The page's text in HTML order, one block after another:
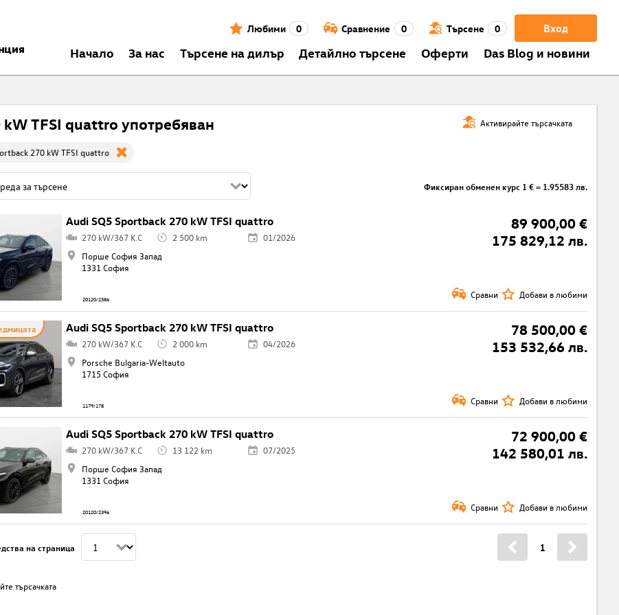
Вход
Любими 0 Сравнение 0 Търсене 0
Началo За нас Търсене на дилър Детайлно търсене Оферти Das Blog и новини
Активирайте търсачката
kW TFSI quattro употребяван
270 kW TFSI quattro
Фиксиран обменен курс 1 € = 1.95583 лв.
Audi SQ5 Sportback 270 kW TFSI quattro
89 900,00 €
175 829,12 лв.
270 kW/367 K.C 2 500 km
01/2026
Порше София Запад
1331 София
20120/2386 Сравни Добави в любими
Audi SQ5 Sportback 270 kW TFSI quattro
78 500,00 €
153 532,66 лв.
270 kW/367 K.C 2 000 km
04/2026
Porsche Bulgaria-Weltauto
1715 София
1179/178 Сравни Добави в любими
Audi SQ5 Sportback 270 kW TFSI quattro
72 900,00 €
142 580,01 лв.
270 kW/367 K.C 13 122 km
07/2025
Порше София Запад
1331 София
20120/2396 Сравни Добави в любими
на страница 1
търсачката